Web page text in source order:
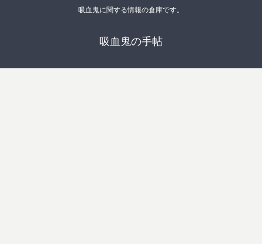
吸血鬼に関する情報の倉庫です。
吸血鬼の手帖